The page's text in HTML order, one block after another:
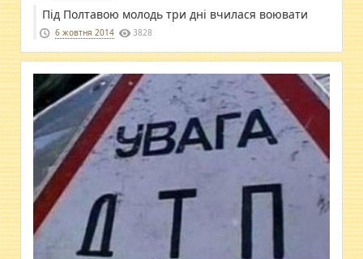
Під Полтавою молодь три дні вчилася воювати
6 жовтня 2014 3828